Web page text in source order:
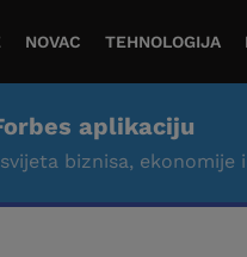
NOVAC TEHNOLOGIJA
aplikaciju
biznisa,